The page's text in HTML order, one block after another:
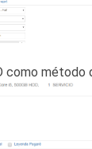
como método